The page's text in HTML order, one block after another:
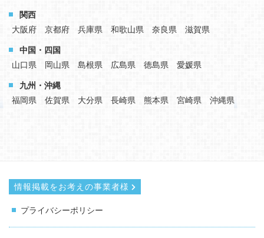
関西
大阪府
京都府 兵庫県 和歌山県 奈良県 滋賀県
中国・四国
山口県
岡山県 島根県 広島県 徳島県 愛媛県
九州・沖縄
福岡県
佐賀県 大分県 長崎県 熊本県 宮崎県 沖縄県
情報掲載をお考えの事業者様
プライバシーポリシー